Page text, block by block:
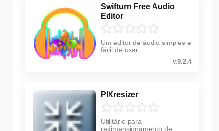
Swifturn Free Audio
Editor
Um editor de áudio simples e
fácil de usar
v.9.2.4
PIXresizer
Utilitário para
redimensionamento de